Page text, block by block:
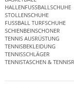
HALLENFUSSBALLSCHUHE
STOLLENSCHUHE
FUSSBALL TURFSCHUHE
SCHIENBEINSCHONER
TENNIS AUSRÜSTUNG
TENNISBEKLEIDUNG
TENNISSCHLÄGER
TENNISTASCHEN &